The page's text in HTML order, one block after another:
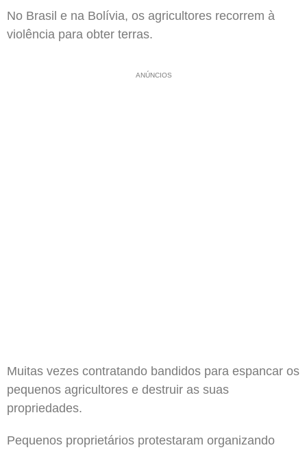
No Brasil e na Bolívia, os agricultores recorrem à
violência para obter terras.
ANÚNCIOS
Muitas vezes contratando bandidos para espancar os
pequenos agricultores e destruir as suas
propriedades.
Pequenos proprietários protestaram organizando